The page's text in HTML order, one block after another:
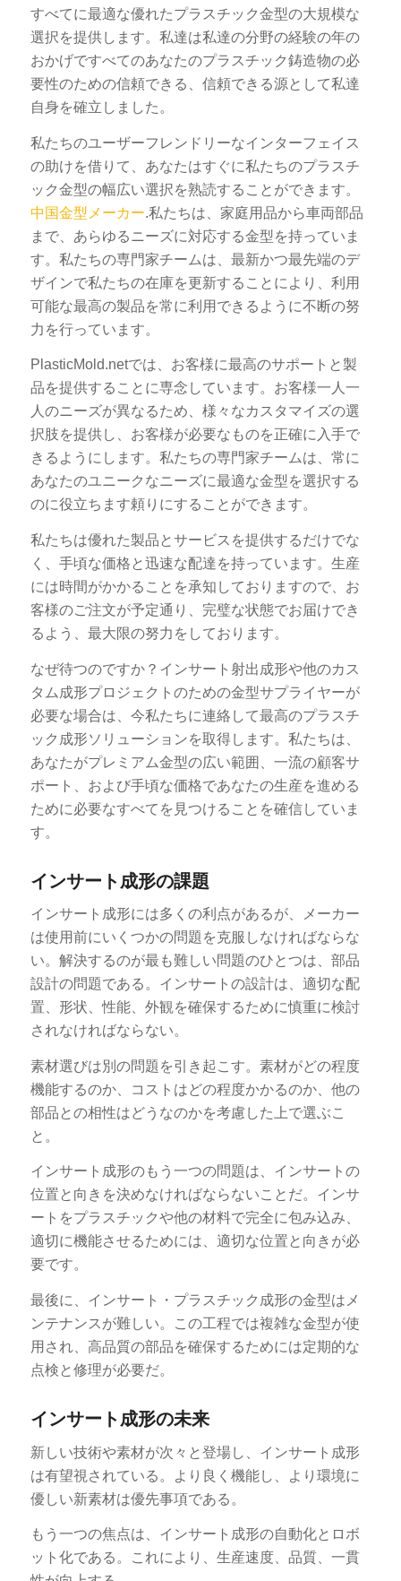
すべてに最適な優れたプラスチック金型の大規模な
選択を提供します。私達は私達の分野の経験の年の
おかげですべてのあなたのプラスチック鋳造物の必
要性のための信頼できる、信頼できる源として私達
自身を確立しました。
私たちのユーザーフレンドリーなインターフェイス
の助けを借りて、あなたはすぐに私たちのプラスチ
ック金型の幅広い選択を熟読することができます。
中国金型メーカー.私たちは、家庭用品から車両部品
まで、あらゆるニーズに対応する金型を持っていま
す。私たちの専門家チームは、最新かつ最先端のデ
ザインで私たちの在庫を更新することにより、利用
可能な最高の製品を常に利用できるように不断の努
力を行っています。
PlasticMold.netでは、お客様に最高のサポートと製
品を提供することに専念しています。お客様一人一
人のニーズが異なるため、様々なカスタマイズの選
択肢を提供し、お客様が必要なものを正確に入手で
きるようにします。私たちの専門家チームは、常に
あなたのユニークなニーズに最適な金型を選択する
のに役立ちます頼りにすることができます。
私たちは優れた製品とサービスを提供するだけでな
く、手頃な価格と迅速な配達を持っています。生産
には時間がかかることを承知しておりますので、お
客様のご注文が予定通り、完璧な状態でお届けでき
るよう、最大限の努力をしております。
なぜ待つのですか？インサート射出成形や他のカス
タム成形プロジェクトのための金型サプライヤーが
必要な場合は、今私たちに連絡して最高のプラスチ
ック成形ソリューションを取得します。私たちは、
あなたがプレミアム金型の広い範囲、一流の顧客サ
ポート、および手頃な価格であなたの生産を進める
ために必要なすべてを見つけることを確信していま
す。
インサート成形の課題
インサート成形には多くの利点があるが、メーカー
は使用前にいくつかの問題を克服しなければならな
い。解決するのが最も難しい問題のひとつは、部品
設計の問題である。インサートの設計は、適切な配
置、形状、性能、外観を確保するために慎重に検討
されなければならない。
素材選びは別の問題を引き起こす。素材がどの程度
機能するのか、コストはどの程度かかるのか、他の
部品との相性はどうなのかを考慮した上で選ぶこ
と。
インサート成形のもう一つの問題は、インサートの
位置と向きを決めなければならないことだ。インサ
ートをプラスチックや他の材料で完全に包み込み、
適切に機能させるためには、適切な位置と向きが必
要です。
最後に、インサート・プラスチック成形の金型はメ
ンテナンスが難しい。この工程では複雑な金型が使
用され、高品質の部品を確保するためには定期的な
点検と修理が必要だ。
インサート成形の未来
新しい技術や素材が次々と登場し、インサート成形
は有望視されている。より良く機能し、より環境に
優しい新素材は優先事項である。
もう一つの焦点は、インサート成形の自動化とロボ
ット化である。これにより、生産速度、品質、一貫